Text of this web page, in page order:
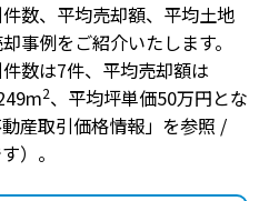
数、平均売却額、平均土地
事例をご紹介いたします。
数は7件、 平均売却額は
2、 平均坪単価50万円とな
産取引価格情報」を参照 /
）。